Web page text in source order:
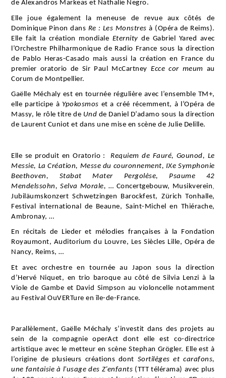
de Alexandros Markeas et Nathalie Negro.
Elle joue également la meneuse de revue aux côtés de
Dominique Pinon dans Re : Les Monstres à (Opéra de Reims).
Elle fait la création mondiale Eternityde Gabriel Yared avec
l’Orchestre Philharmonique de Radio France sous la direction
de Pablo Heras-Casado mais aussi la création en France du
premier oratorio de Sir Paul McCartneyEcce cor meum au
Corum de Montpellier.
Gaëlle Méchaly est en tournée régulière avec l’ensemble TM+,
elle participe à Ypokosmos et a créé récemment, à l’Opéra de
Massy, le rôle titre de Und de Daniel D’adamo sous la direction
de Laurent Cuniot et dans une mise en scène de Julie Delille.
Elle se produit en Oratorio :Requiem de Fauré, Gounod, Le
Messie, La Création, Messe du couronnement, IXe Symphonie
Beethoven, Stabat Mater Pergolèse, Psaume 42
Mendelssohn, Selva Morale, … Concertgebouw, Musikverein
Jubiläumskonzert Schwetzingen Barockfest, Zürich Tonhalle,
Festival international de Beaune, Saint-Michel en Thiérache,
Ambronay, …
En récitals de Lieder et mélodies françaises à la Fondation
Royaumont, Auditorium du Louvre, Les Siècles Lille, Opéra de
Nancy, Reims, …
Et avec orchestre en tournée au Japon sous la direction
d’Hervé Niquet, en trio baroque au côté de Silvia Lenzi à la
Viole de Gambe et David Simpson au violoncelle notamment
au Festival OuVERTure en île-de-France.
Parallèlement, Gaëlle Méchaly s’investit dans des projets au
sein de la compagnie operAct dont elle est co-directrice
artistique avec le metteur en scène Stephan Grögler. Elle est à
l’origine de plusieurs créations dont Sortilèges et carafons,
une fantaisie à l'usage des Z’enfants (TTT télérama) avec plus